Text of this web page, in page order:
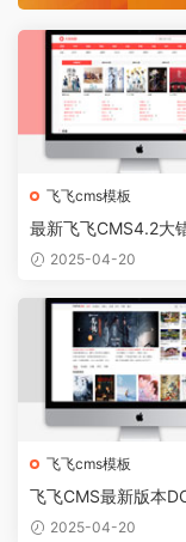
飞飞cms模板
最新飞飞CMS4.2大
站模板 自适应手机端
2025-04-20
飞飞cms模板
飞飞CMS最新版本
端网站模板
2025-04-20